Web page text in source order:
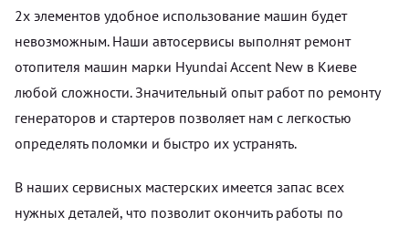
2х элементов удобное использование машин будет
невозможным. Наши автосервисы выполнят ремонт
отопителя машин марки Hyundai Accent New в Киеве
любой сложности. Значительный опыт работ по ремонту
генераторов и стартеров позволяет нам с легкостью
определять поломки и быстро их устранять.
В наших сервисных мастерских имеется запас всех
нужных деталей, что позволит окончить работы по